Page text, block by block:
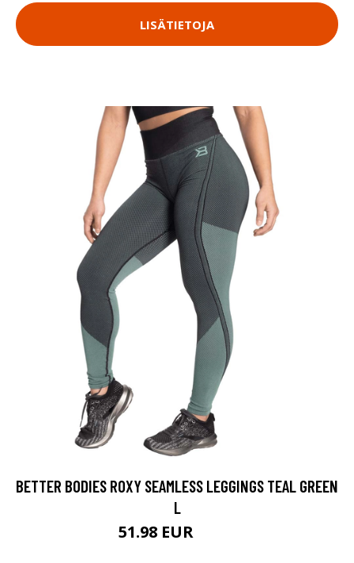
LISÄTIETOJA
BETTER BODIES ROXY SEAMLESS LEGGINGS TEAL GREEN
L
51.98 EUR